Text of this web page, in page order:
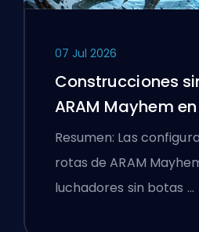
07 Jul 2026
Construcciones
ARAM Mayhem
Legends
Resumen: Las
rotas de ARAM
luchadores sin botas …